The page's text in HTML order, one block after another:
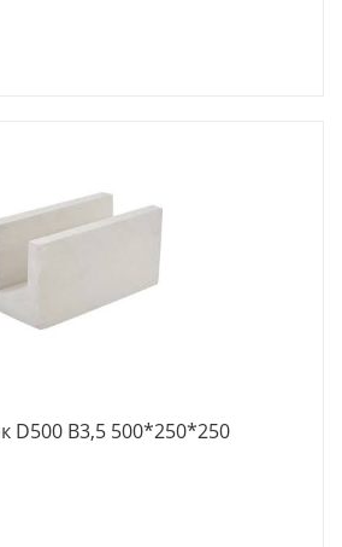
D500 В3,5 500*250*250